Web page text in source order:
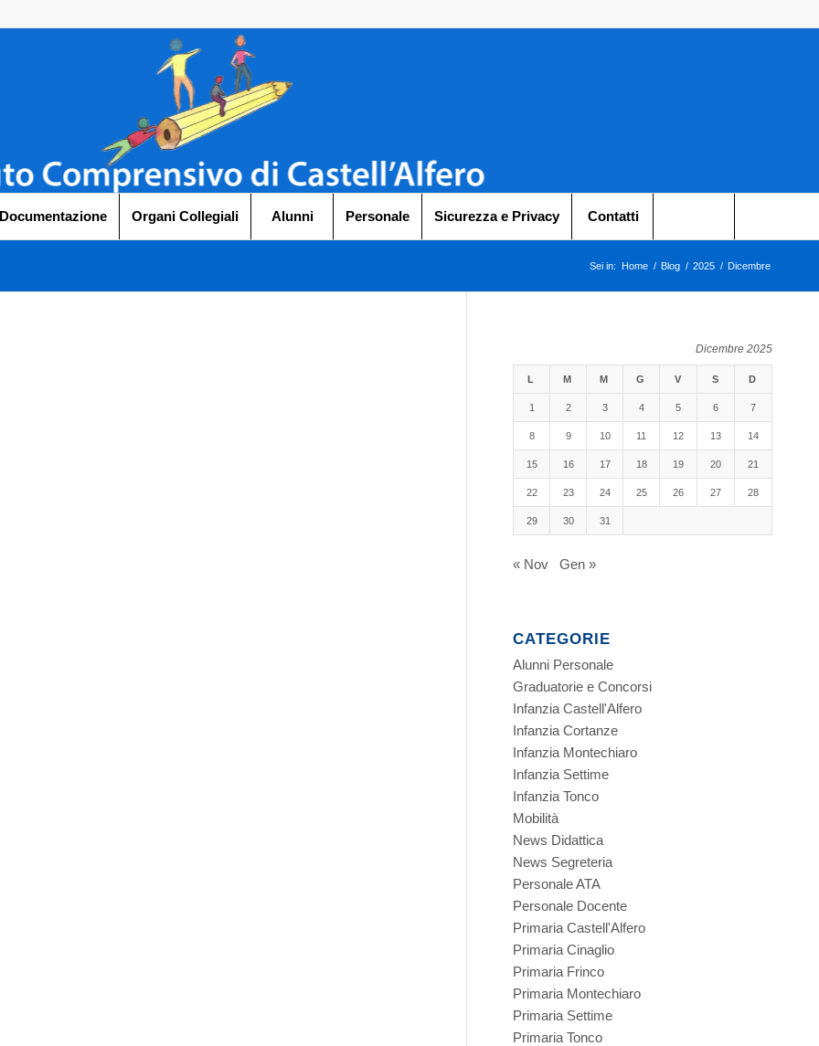
Organi Collegiali Alunni Personale Sicurezza e Privacy Contatti
Sei in: Home / Blog / 2025 / Dicembre
Dicembre 2025
L M M G V S D
1 2 3 4 5 6 7
8 9 10 11 12 13 14
15 16 17 18 19 20 21
22 23 24 25 26 27 28
29 30 31
« Nov Gen »
CATEGORIE
Alunni Personale
Graduatorie e Concorsi
Infanzia Castell'Alfero
Infanzia Cortanze
Infanzia Montechiaro
Infanzia Settime
Infanzia Tonco
Mobilità
News Didattica
News Segreteria
Personale ATA
Personale Docente
Primaria Castell'Alfero
Primaria Cinaglio
Primaria Frinco
Primaria Montechiaro
Primaria Settime
Primaria Tonco